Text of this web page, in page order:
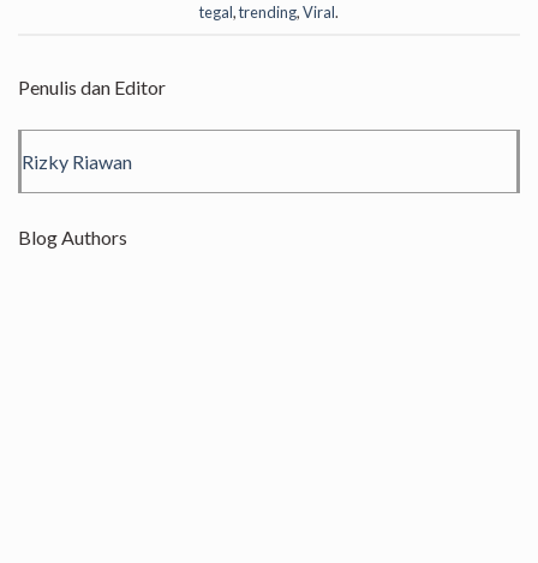
tegal,trending,Viral.
Penulis dan Editor
Rizky Riawan
Blog Authors